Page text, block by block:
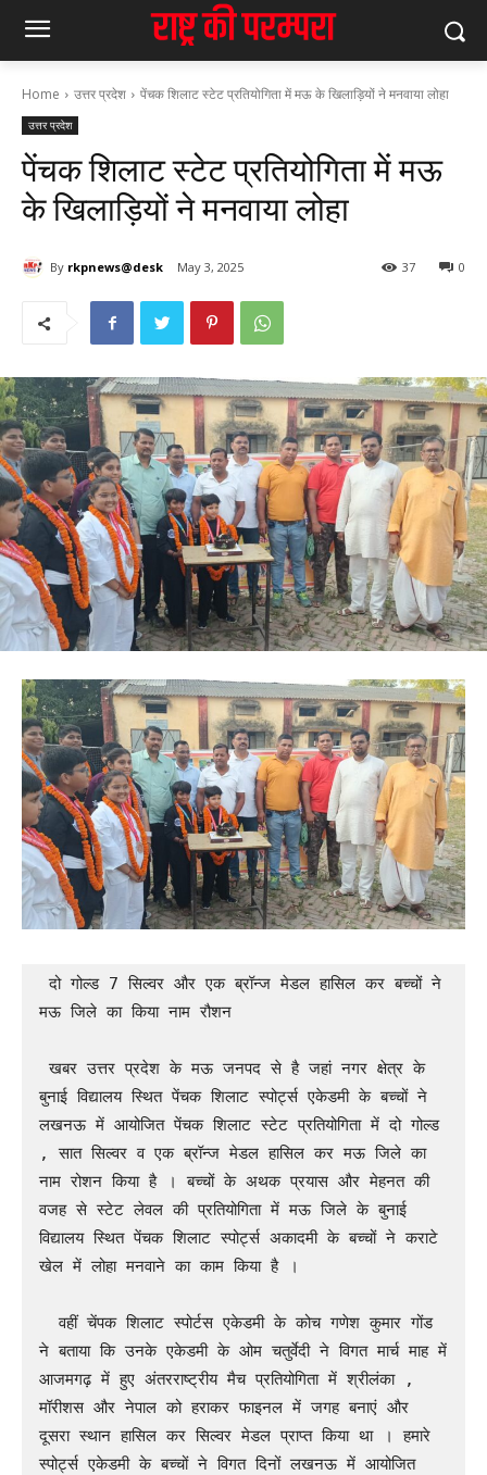
Home उत्तर प्रदेश पेंचक शिलाट स्टेट प्रतियोगिता में मऊ के खिलाड़ियों ने मनवाया लोहा
उत्तर प्रदेश
पेंचक शिलाट स्टेट प्रतियोगिता में मऊ
के खिलाड़ियों ने मनवाया लोहा
By rkpnews@desk May 3, 2025 0
37
दो गोल्ड 7 सिल्वर और एक ब्रॉन्ज मेडल हासिल कर बच्चों ने
मऊ जिले का किया नाम रौशन
खबर उत्तर प्रदेश के मऊ जनपद से है जहां नगर क्षेत्र के
बुनाई विद्यालय स्थित पेंचक शिलाट स्पोर्ट्स एकेडमी के बच्चों ने
लखनऊ में आयोजित पेंचक शिलाट स्टेट प्रतियोगिता में दो गोल्ड
, सात सिल्वर व एक ब्रॉन्ज मेडल हासिल कर मऊ जिले का
नाम रोशन किया है । बच्चों के अथक प्रयास और मेहनत की
वजह से स्टेट लेवल की प्रतियोगिता में मऊ जिले के बुनाई
विद्यालय स्थित पेंचक शिलाट स्पोर्ट्स अकादमी के बच्चों ने कराटे
खेल में लोहा मनवाने का काम किया है ।
  वहीं चेंपक शिलाट स्पोर्टस एकेडमी के कोच गणेश कुमार गोंड
ने बताया कि उनके एकेडमी के ओम चतुर्वेदी ने विगत मार्च माह में
आजमगढ़ में हुए अंतरराष्ट्रीय मैच प्रतियोगिता में श्रीलंका ,
मॉरीशस और नेपाल को हराकर फाइनल में जगह बनाएं और
दूसरा स्थान हासिल कर सिल्वर मेडल प्राप्त किया था । हमारे
स्पोर्ट्स एकेडमी के बच्चों ने विगत दिनों लखनऊ में आयोजित